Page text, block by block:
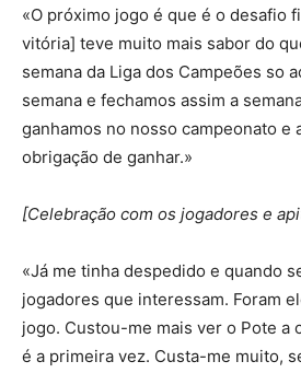
«O próximo jogo é que é o desafio
vitória] teve muito mais sabor do
semana da Liga dos Campeões so
semana e fechamos assim a
ganhamos no nosso campeonato e
obrigação de ganhar.»
[Celebração com os jogadores e
«Já me tinha despedido e quando
jogadores que interessam. Foram
jogo. Custou-me mais ver o Pote a
é a primeira vez. Custa-me muito,